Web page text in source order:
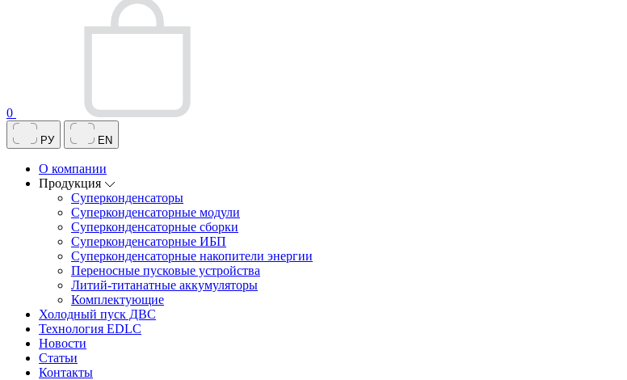
0
РУ EN
О компании
Продукция
Суперконденсаторы
Суперконденсаторные модули
Суперконденсаторные сборки
Суперконденсаторные ИБП
Суперконденсаторные накопители энергии
Переносные пусковые устройства
Литий-титанатные аккумуляторы
Комплектующие
Холодный пуск ДВС
Технология EDLC
Новости
Статьи
Контакты